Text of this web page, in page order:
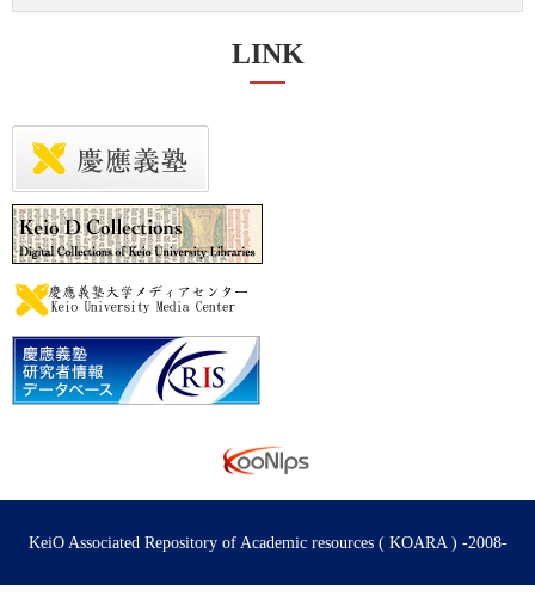
LINK
KeiO Associated Repository of Academic resources ( KOARA ) -2008-